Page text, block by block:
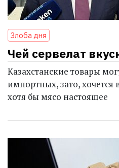
Злоба дня
Чей сервелат
Казахстанские товары
импортных, зато, хочется
хотя бы мясо настоящее